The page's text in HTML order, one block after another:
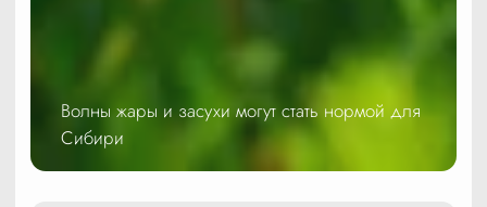
Волны жары и засухи могут стать нормой для
Сибири